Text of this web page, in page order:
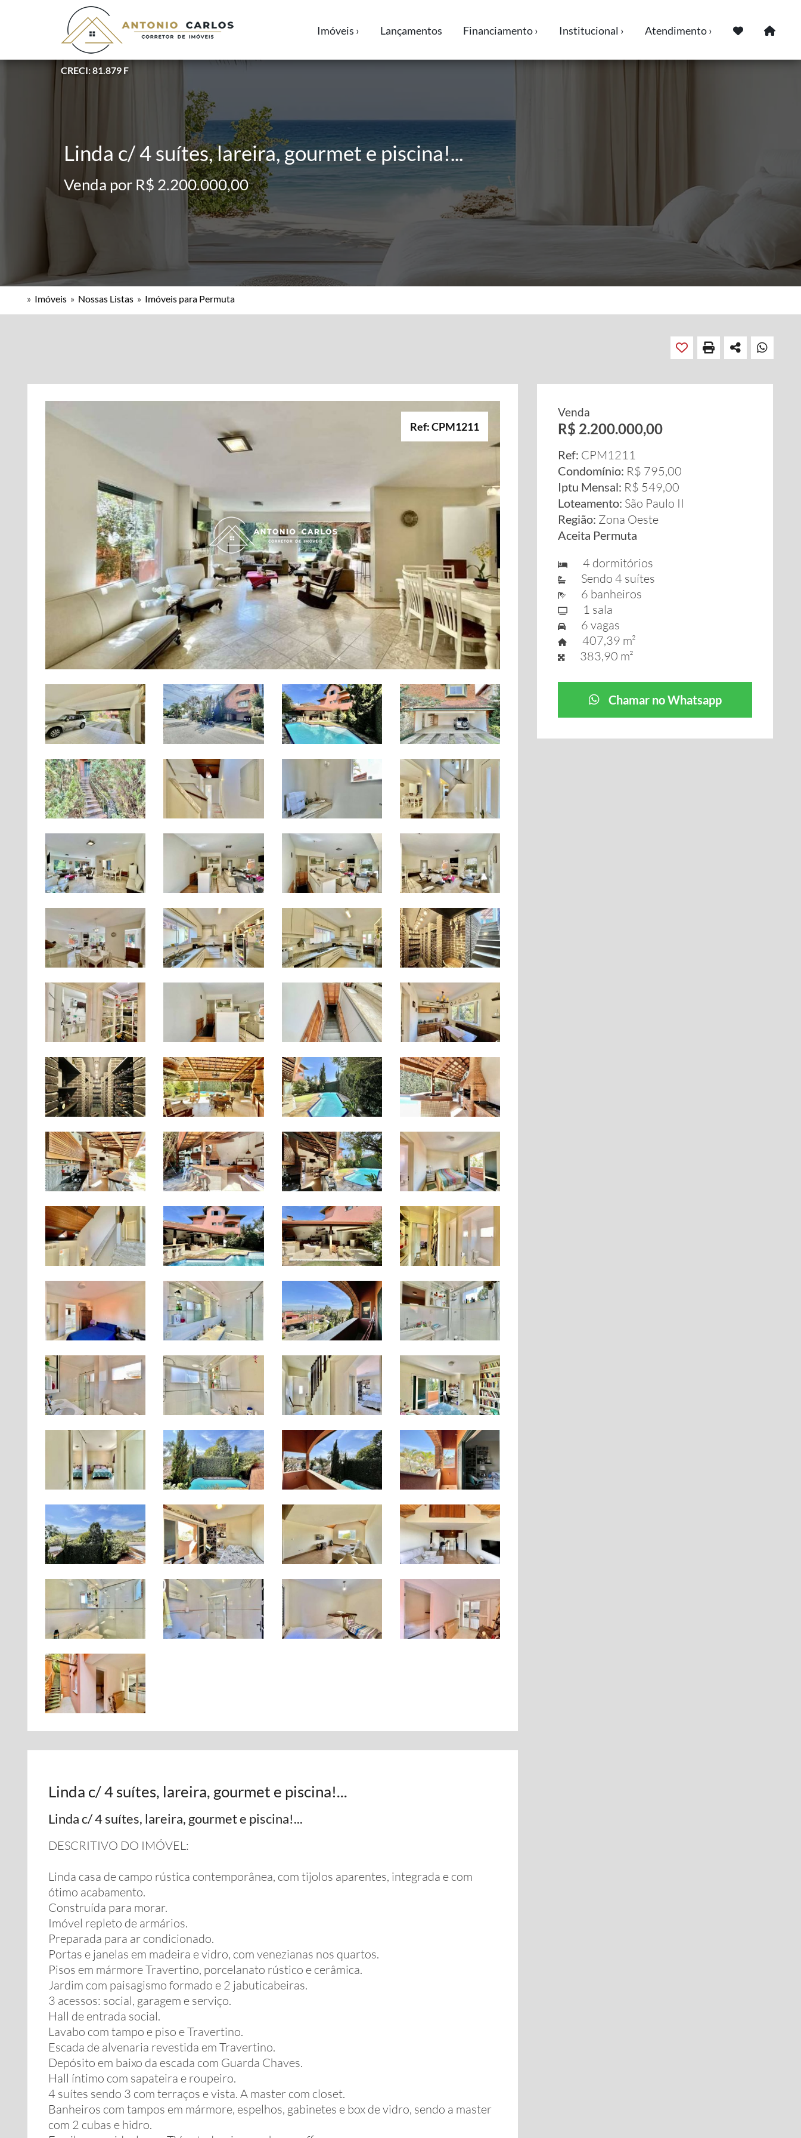
CRECI: 81.879 F
Imóveis › Lançamentos Financiamento › Institucional › Atendimento ›
Linda c/ 4 suítes, lareira, gourmet e piscina!...
Venda por R$ 2.200.000,00
» Imóveis » Nossas Listas » Imóveis para Permuta
Ref: CPM1211
Linda c/ 4 suítes, lareira, gourmet e piscina!...
Linda c/ 4 suítes, lareira, gourmet e piscina!...
DESCRITIVO DO IMÓVEL:
Linda casa de campo rústica contemporânea, com tijolos aparentes, integrada e com
ótimo acabamento.
Construída para morar.
Imóvel repleto de armários.
Preparada para ar condicionado.
Portas e janelas em madeira e vidro, com venezianas nos quartos.
Pisos em mármore Travertino, porcelanato rústico e cerâmica.
Jardim com paisagismo formado e 2 jabuticabeiras.
3 acessos: social, garagem e serviço.
Hall de entrada social.
Lavabo com tampo e piso e Travertino.
Escada de alvenaria revestida em Travertino.
Depósito em baixo da escada com Guarda Chaves.
Hall íntimo com sapateira e roupeiro.
4 suítes sendo 3 com terraços e vista. A master com closet.
Banheiros com tampos em mármore, espelhos, gabinetes e box de vidro, sendo a master
com 2 cubas e hidro.
Venda
R$ 2.200.000,00
Ref: CPM1211
Condomínio: R$ 795,00
Iptu Mensal: R$ 549,00
Loteamento: São Paulo II
Região: Zona Oeste
Aceita Permuta
4 dormitórios
Sendo 4 suítes
6 banheiros
1 sala
6 vagas
407,39 m²
383,90 m²
Chamar no Whatsapp